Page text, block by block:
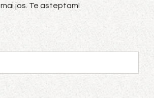
mai jos. Te asteptam!